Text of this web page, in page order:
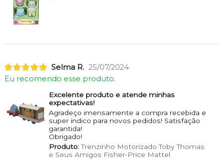
Selma R. 25/07/2024
Eu recomendo esse produto.
Excelente produto e atende minhas
expectativas!
Agradeço imensamente a compra recebida e
super indico para novos pedidos! Satisfação
garantida!
Obrigado!
Produto:Trenzinho Motorizado Toby Thomas
e Seus Amigos Fisher-Price Mattel